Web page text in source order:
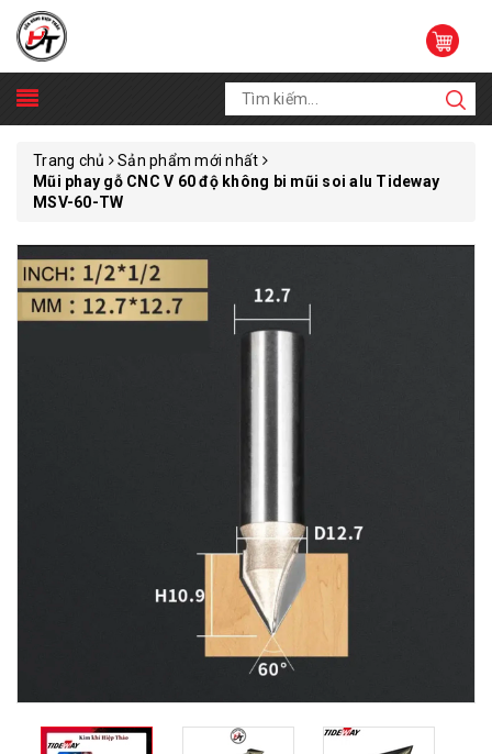
Trang chủ
Sản phẩm mới nhất
Mũi phay gỗ CNC V 60 độ không bi mũi soi alu Tideway
MSV-60-TW